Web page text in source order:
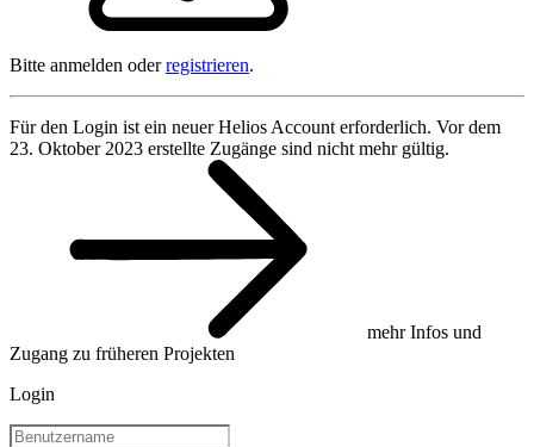
Bitte anmelden oderregistrieren.
Für den Login ist ein neuer Helios Account erforderlich. Vor dem
23. Oktober 2023 erstellte Zugänge sind nicht mehr gültig.
mehr Infos und
Zugang zu früheren Projekten
Login